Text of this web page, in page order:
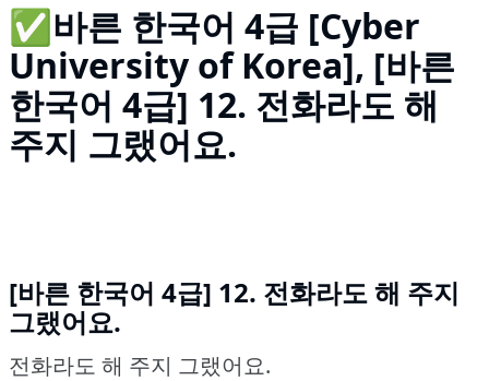
✅바른 한국어 4급 [Cyber
University of Korea], [바른
한국어 4급] 12. 전화라도 해
주지 그랬어요.
[바른 한국어 4급] 12. 전화라도 해 주지
그랬어요.
전화라도 해 주지 그랬어요.